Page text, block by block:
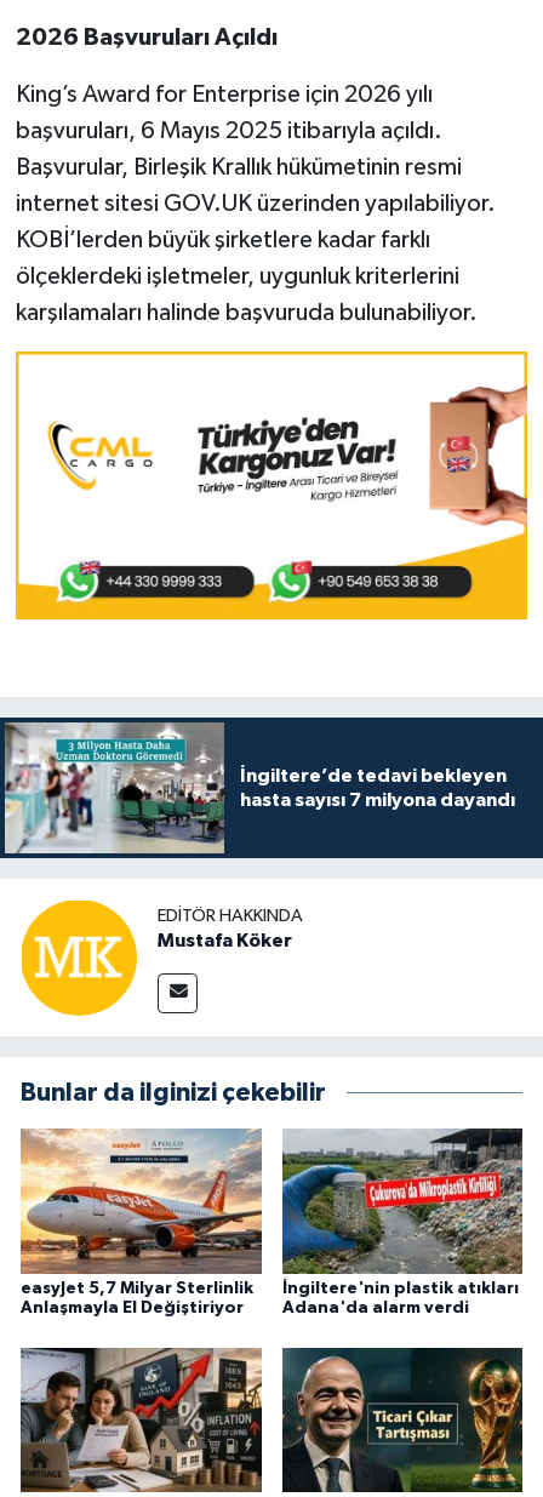
2026 Başvuruları Açıldı
King’s Award for Enterprise için 2026 yılı
başvuruları, 6 Mayıs 2025 itibarıyla açıldı.
Başvurular, Birleşik Krallık hükümetinin resmi
internet sitesi GOV.UKüzerinden yapılabiliyor.
KOBİ’lerden büyük şirketlere kadar farklı
ölçeklerdeki işletmeler, uygunluk kriterlerini
karşılamaları halinde başvuruda bulunabiliyor.
İngiltere’de tedavi bekleyen
hasta sayısı 7 milyona dayandı
EDITÖR HAKKINDA
Mustafa Köker
Bunlar da ilginizi çekebilir
easyJet 5,7 Milyar Sterlinlik
Anlaşmayla El Değiştiriyor
İngiltere'nin plastik atıkları
Adana'da alarm verdi